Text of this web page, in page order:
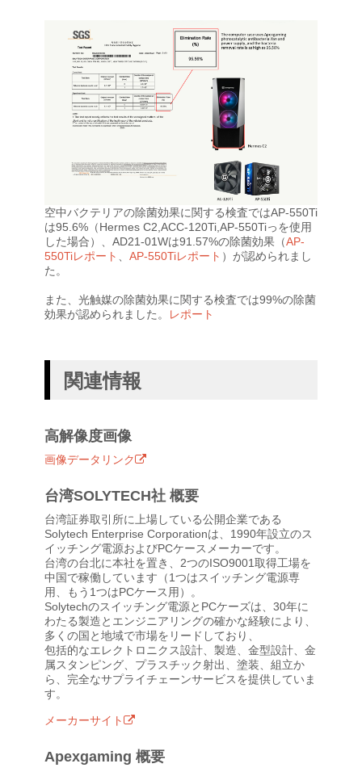
空中バクテリアの除菌効果に関する検査ではAP-550Ti
は95.6%（Hermes C2,ACC-120Ti,AP-550Tiっを使用
した場合）、AD21-01Wは91.57%の除菌効果（AP-
550Tiレポート
AP-550Tiレポート ）が認められまし
た。
また、光触媒の除菌効果に関する検査では99%の除菌
効果が認められました。
レポート
関連情報
高解像度画像
画像データリンク
台湾SOLYTECH社 概要
台湾証券取引所に上場している公開企業である
Solytech Enterprise Corporationは、1990年設立のス
イッチング電源およびPCケースメーカーです。
台湾の台北に本社を置き、2つのISO9001取得工場を
中国で稼働しています（1つはスイッチング電源専
用、もう1つはPCケース用）。
Solytechのスイッチング電源とPCケーズは、30年に
わたる製造とエンジニアリングの確かな経験により、
多くの国と地域で市場をリードしており、
包括的なエレクトロニクス設計、製造、金型設計、金
属スタンピング、プラスチック射出、塗装、組立か
ら、完全なサプライチェーンサービスを提供していま
す。
メーカーサイト
Apexgaming 概要